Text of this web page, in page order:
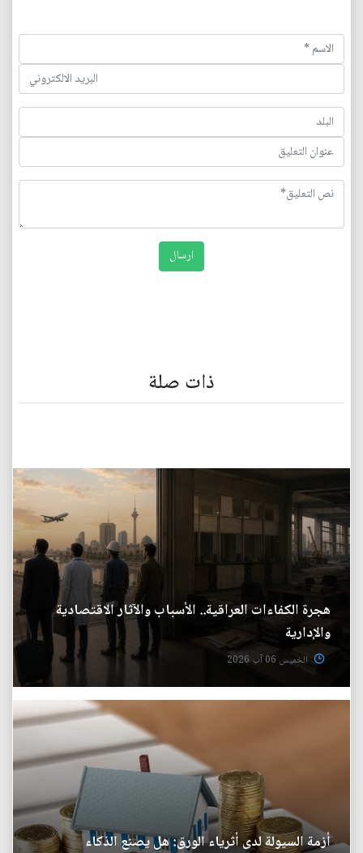
ذات صلة
هجرة الكفاءات العراقية.. الأسباب والآثار الاقتصادية
والإدارية
الخميس 06 آب 2026
أزمة السيولة لدى أثرياء الورق: هل يصنع الذكاء